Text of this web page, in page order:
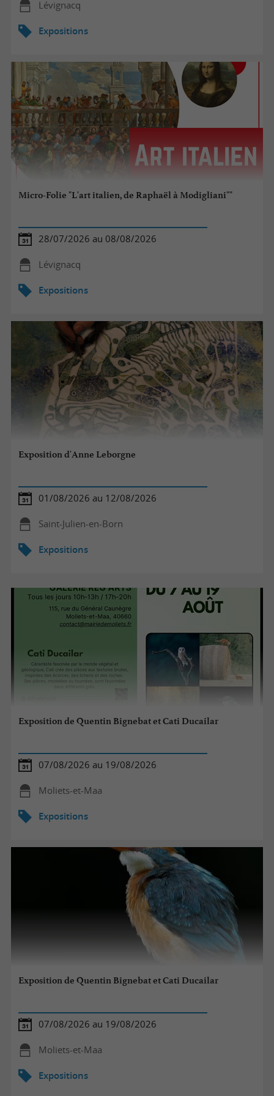
Lévignacq
Expositions
Micro-Folie "L'art italien, de Raphaël à Modigliani""
28/07/2026 au 08/08/2026
Lévignacq
Expositions
Exposition d'Anne Leborgne
01/08/2026 au 12/08/2026
Saint-Julien-en-Born
Expositions
Exposition de Quentin Bignebat et Cati Ducailar
07/08/2026 au 19/08/2026
Moliets-et-Maa
Expositions
Exposition de Quentin Bignebat et Cati Ducailar
07/08/2026 au 19/08/2026
Moliets-et-Maa
Expositions